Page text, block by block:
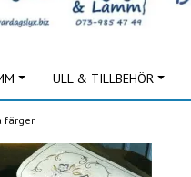
ULL & TILLBEHÖR
färger